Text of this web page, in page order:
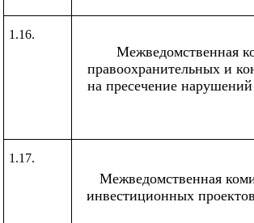
1.16.
Межведомственная
правоохранительных и
на пресечение
1.17.
Межведомственная
инвестиционных